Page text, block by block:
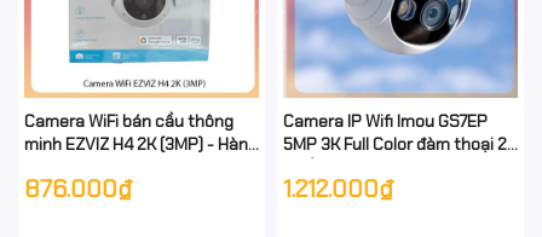
Camera WiFi bán cầu thông
minh EZVIZ H4 2K (3MP) - Hàng
876.000₫
Camera IP Wifi Imou GS7EP
5MP 3K Full Color đàm thoại 2
chính hãng - full vat
1.212.000₫